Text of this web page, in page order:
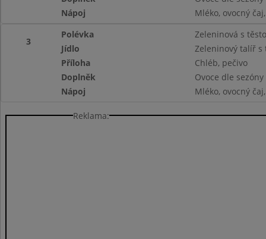
Nápoj
Mléko, ovocný
3
Polévka
Zeleninová s
Jídlo
Zeleninový talíř s
Příloha
Chléb, pečivo
Doplněk
Ovoce dle sezóny
Nápoj
Mléko, ovocný
Reklama: